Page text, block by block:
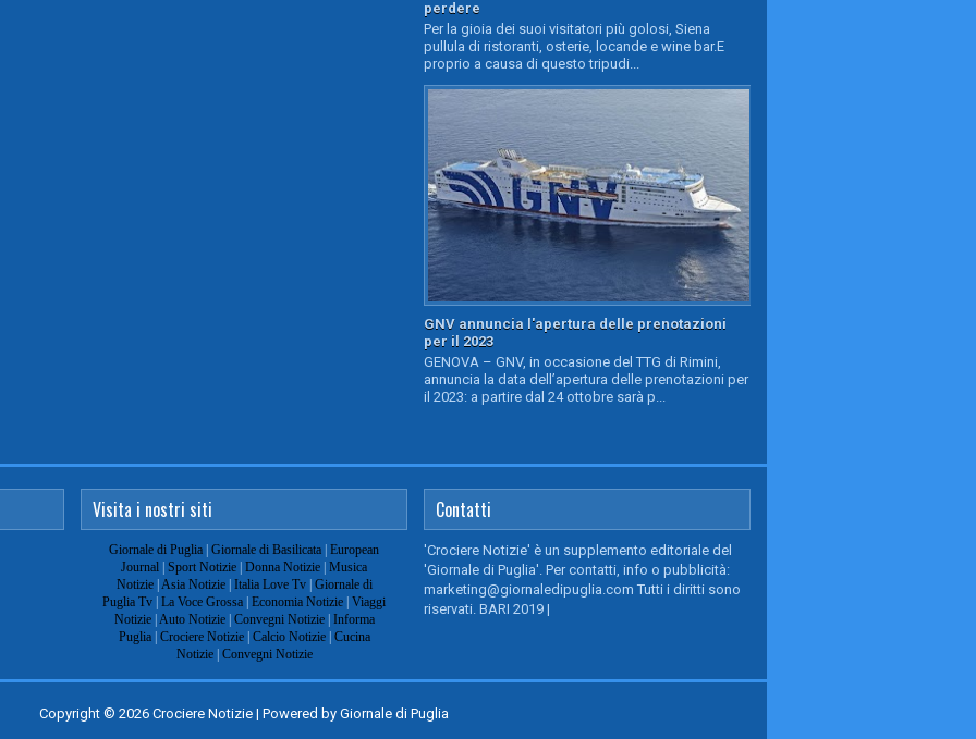
perdere
Per la gioia dei suoi visitatori più golosi, Siena
pullula di ristoranti, osterie, locande e wine bar.E
proprio a causa di questo tripudi...
GNV annuncia l'apertura delle prenotazioni
per il 2023
GENOVA – GNV, in occasione del TTG di Rimini,
annuncia la data dell’apertura delle prenotazioni per
il 2023: a partire dal 24 ottobre sarà p...
Visita i nostri siti
Giornale di Puglia | Giornale di Basilicata | European
Journal | Sport Notizie | Donna Notizie | Musica
Notizie| Asia Notizie| Italia Love Tv| Giornale di
Puglia Tv | La Voce Grossa | Economia Notizie | Viaggi
Notizie| Auto Notizie| Convegni Notizie| Informa
Puglia| Crociere Notizie| Calcio Notizie| Cucina
Notizie| Convegni Notizie
Contatti
'Crociere Notizie' è un supplemento editoriale del
'Giornale di Puglia'. Per contatti, info o pubblicità:
marketing@giornaledipuglia.com Tutti i diritti sono
riservati. BARI 2019 |
Copyright © 2026 Crociere Notizie | Powered by Giornale di Puglia